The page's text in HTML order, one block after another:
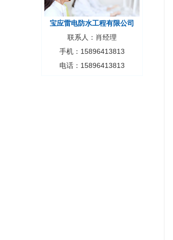
宝应雷电防水工程有限公司
联系人：肖经理
手机：15896413813
电话：15896413813